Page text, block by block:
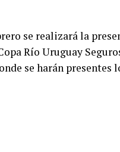
se realizará la
Río Uruguay
se harán